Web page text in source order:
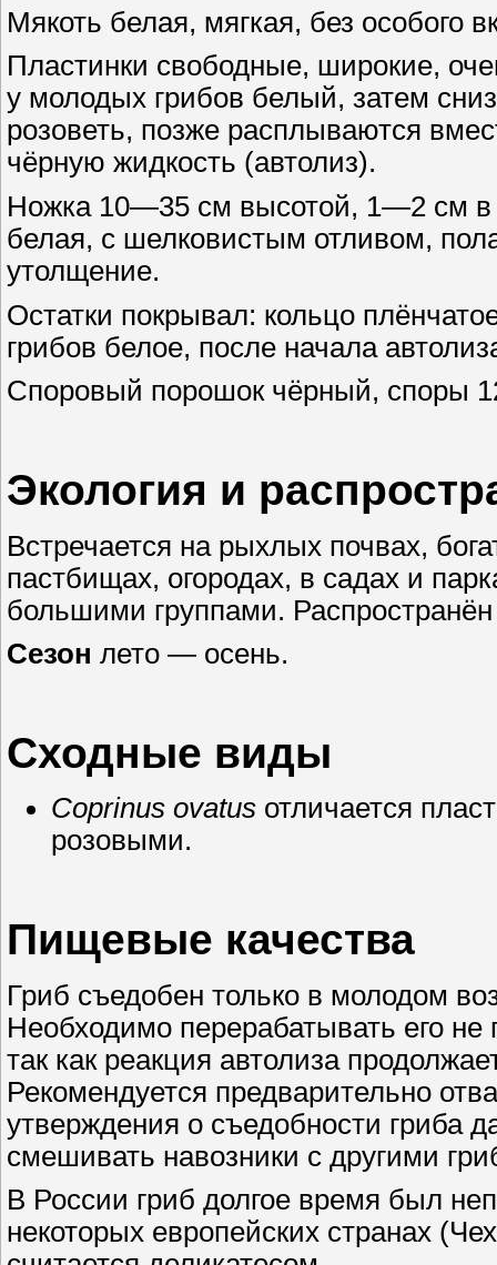
Мякоть белая, мягкая, без особого
Пластинки свободные, широкие,
у молодых грибов белый, затем
розоветь, позже расплываются
чёрную жидкость (автолиз).
Ножка 10—35 см высотой, 1—2 см в
белая, с шелковистым отливом,
утолщение.
Остатки покрывал: кольцо
грибов белое, после начала
Споровый порошок чёрный, споры
Экология и
Встречается на рыхлых почвах,
пастбищах, огородах, в садах и
большими группами.
Сезон лето — осень.
Сходные виды
Coprinus ovatus отличается
розовыми.
Пищевые качества
Гриб съедобен только в молодом
Необходимо перерабатывать его
так как реакция автолиза
Рекомендуется предварительно
утверждения о съедобности гриба
смешивать навозники с другими
В России гриб долгое время был
некоторых европейских странах